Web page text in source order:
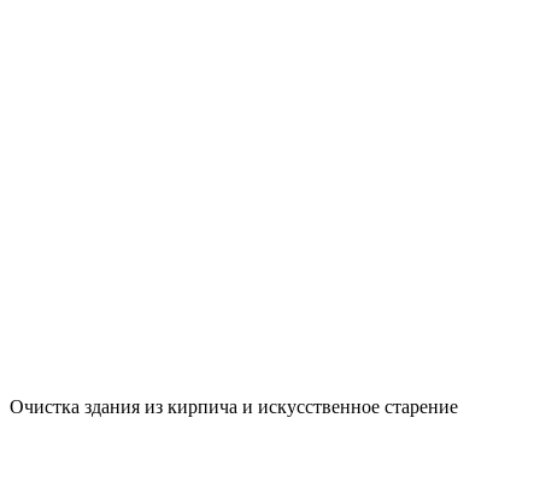
Очистка здания из кирпича и искусственное старение